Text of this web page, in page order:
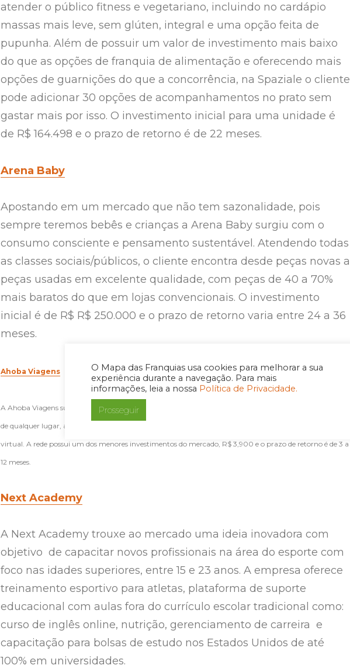
O Mapa das Franquias usa cookies para melhorar a sua
experiência durante a navegação. Para mais
informações, leia a nossa Política de Privacidade.
Prosseguir
atender o público fitness e vegetariano, incluindo no cardápio
massas mais leve, sem glúten, integral e uma opção feita de
pupunha. Além de possuir um valor de investimento mais baixo
do que as opções de franquia de alimentação e oferecendo mais
opções de guarnições do que a concorrência, na Spaziale o cliente
pode adicionar 30 opções de acompanhamentos no prato sem
gastar mais por isso. O investimento inicial para uma unidade é
de R$ 164.498 e o prazo de retorno é de 22 meses.
Arena Baby
Apostando em um mercado que não tem sazonalidade, pois
sempre teremos bebês e crianças a Arena Baby surgiu com o
consumo consciente e pensamento sustentável. Atendendo todas
as classes sociais/públicos, o cliente encontra desde peças novas a
peças usadas em excelente qualidade, com peças de 40 a 70%
mais baratos do que em lojas convencionais. O investimento
inicial é de R$ R$ 250.000 e o prazo de retorno varia entre 24 a 36
meses.
Ahoba Viagens
A Ahoba Viagens surgiu como uma opção para quem busca uma renda extra, possibilitando trabalhar
de qualquer lugar, através de um smartphone ou tablet, por se tratar de uma empresa totalmente
virtual. A rede possui um dos menores investimentos do mercado, R$ 3,900 e o prazo de retorno é de 3 a
12 meses.
Next Academy
A Next Academy trouxe ao mercado uma ideia inovadora com
objetivo de capacitar novos profissionais na área do esporte com
foco nas idades superiores, entre 15 e 23 anos. A empresa oferece
treinamento esportivo para atletas, plataforma de suporte
educacional com aulas fora do currículo escolar tradicional como:
curso de inglês online, nutrição, gerenciamento de carreira e
capacitação para bolsas de estudo nos Estados Unidos de até
100% em universidades.